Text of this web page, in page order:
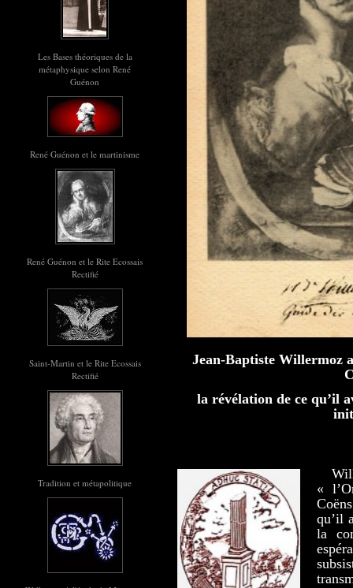
Les Bases théoriques de la
métaphysique selon René
Guénon
René Guénon et le martinisme
René Guénon et le Rite Ecossais
Rectifié
Saint-Martin et le Rite Ecossais
Rectifié
Tradition et métapolitique
Jean-Baptiste Willermoz a
la révélation de ce qu’il
«
qu’il
la